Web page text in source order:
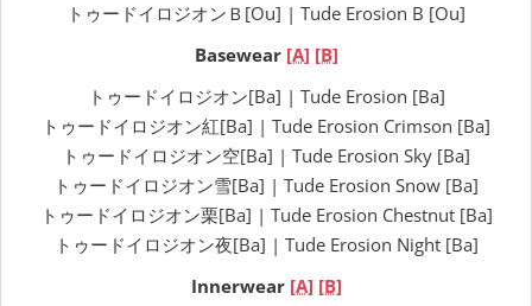
トゥードイロジオンＢ[Ou] | Tude Erosion B [Ou]
Basewear [A] [B]
トゥードイロジオン[Ba] | Tude Erosion [Ba]
トゥードイロジオン紅[Ba] | Tude Erosion Crimson [Ba]
トゥードイロジオン空[Ba] | Tude Erosion Sky [Ba]
トゥードイロジオン雪[Ba] | Tude Erosion Snow [Ba]
トゥードイロジオン栗[Ba] | Tude Erosion Chestnut [Ba]
トゥードイロジオン夜[Ba] | Tude Erosion Night [Ba]
Innerwear [A] [B]